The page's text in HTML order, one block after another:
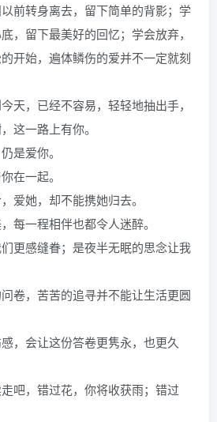
转身离去，留下简单的背影；学
，留下最美好的回忆；学会放弃，
开始，遍体鳞伤的爱并不一定就刻
天，已经不容易，轻轻地抽出手，
这一路上有你。
是爱你。
在一起。
爱她，却不能携她归去。
一程相伴也都令人迷醉。
更感缝眷；是夜半无眠的思念让我
卷，苦苦的追寻并不能让生活更圆
，会让这份答卷更隽永，也更久
，错过花，你将收获雨；错过